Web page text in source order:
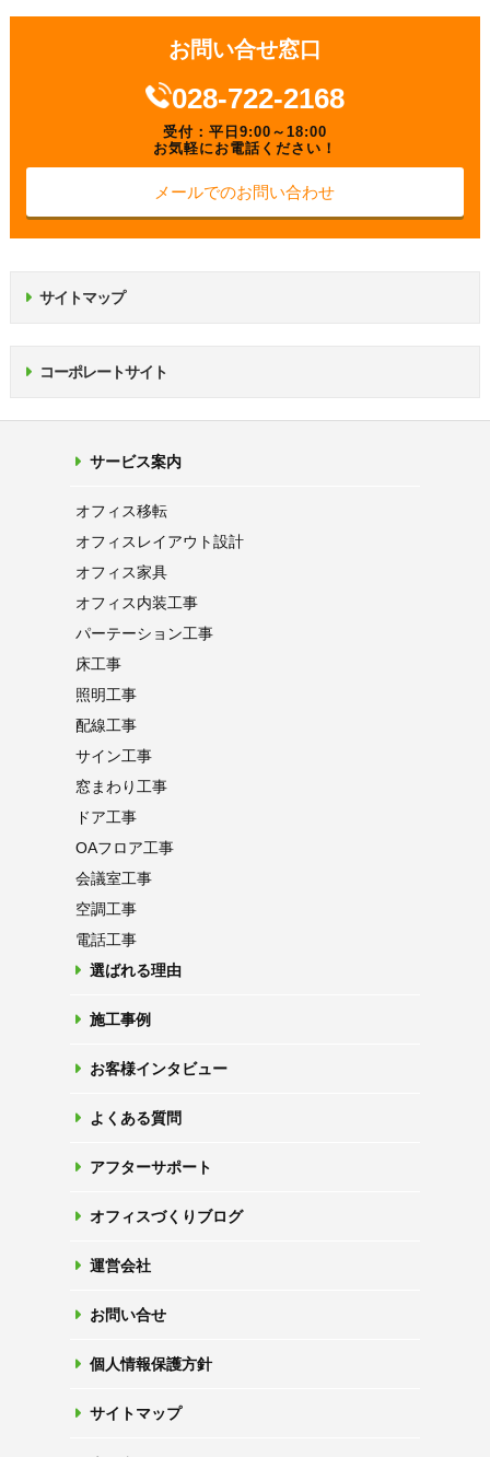
お問い合せ窓口
028-722-2168
受付：平日9:00～18:00
お気軽にお電話ください！
メールでのお問い合わせ
サイトマップ
コーポレートサイト
サービス案内
オフィス移転
オフィス レイアウト設計
オフィス家具
オフィス内装工事
パーテーション工事
床工事
照明工事
配線工事
サイン工事
窓まわり工事
ドア工事
OAフロア工事
会議室工事
空調工事
電話工事
選ばれる理由
施工事例
お客様インタビュー
よくある質問
アフターサポート
オフィスづくりブログ
運営会社
お問い合せ
個人情報保護方針
サイトマップ